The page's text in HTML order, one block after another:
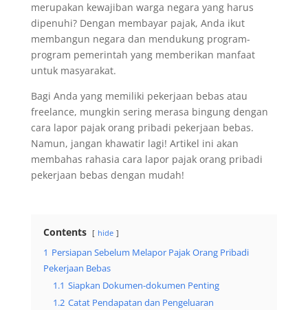
merupakan kewajiban warga negara yang harus
dipenuhi? Dengan membayar pajak, Anda ikut
membangun negara dan mendukung program-
program pemerintah yang memberikan manfaat
untuk masyarakat.
Bagi Anda yang memiliki pekerjaan bebas atau
freelance, mungkin sering merasa bingung dengan
cara lapor pajak orang pribadi pekerjaan bebas.
Namun, jangan khawatir lagi! Artikel ini akan
membahas rahasia cara lapor pajak orang pribadi
pekerjaan bebas dengan mudah!
Contents hide
1 Persiapan Sebelum Melapor Pajak Orang Pribadi
Pekerjaan Bebas
1.1 Siapkan Dokumen-dokumen Penting
1.2 Catat Pendapatan dan Pengeluaran